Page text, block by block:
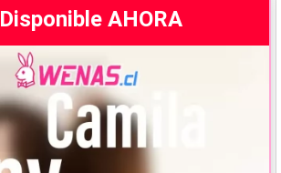
Disponible AHORA